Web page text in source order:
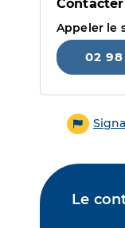
Appeler le
02
Le